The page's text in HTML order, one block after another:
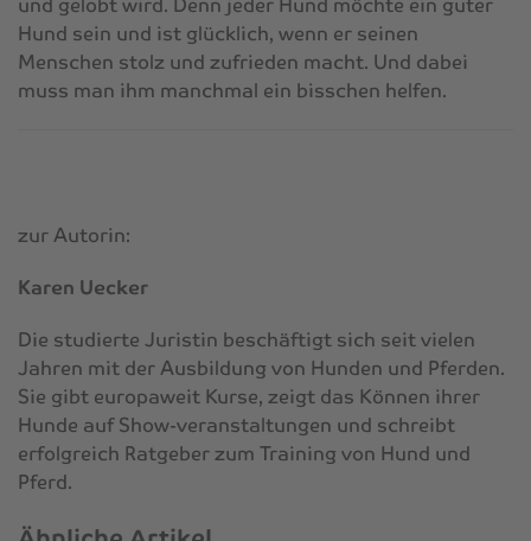
Hund sein und ist glücklich, wenn er seinen
Menschen stolz und zufrieden macht. Und dabei
muss man ihm manchmal ein bisschen helfen.
zur Autorin:
Karen Uecker
Die studierte Juristin beschäftigt sich seit vielen
Jahren mit der Ausbildung von Hunden und Pferden.
Sie gibt europaweit Kurse, zeigt das Können ihrer
Hunde auf Show-veranstaltungen und schreibt
erfolgreich Ratgeber zum Training von Hund und
Pferd.